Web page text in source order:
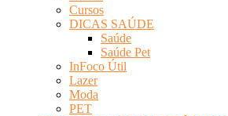
Cursos
DICAS SAÚDE
Saúde
Saúde Pet
InFoco Útil
Lazer
Moda
PET